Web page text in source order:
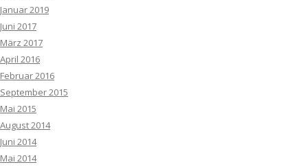
Januar 2019
Juni 2017
März 2017
April 2016
Februar 2016
September 2015
Mai 2015
August 2014
Juni 2014
Mai 2014